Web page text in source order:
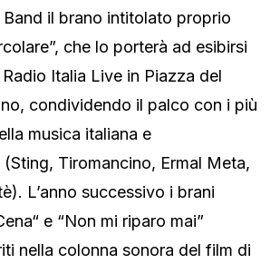
Band il brano intitolato proprio
che lo porterà ad esibirsi
Italia Live in Piazza del
condividendo il palco con i più
musica italiana e
Tiromancino, Ermal Meta,
L’anno successivo i brani
e “Non mi riparo mai”
nella colonna sonora del film di